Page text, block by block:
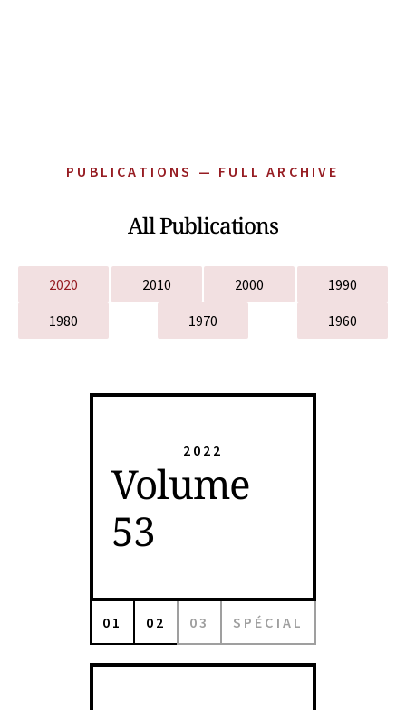
PUBLICATIONS — FULL ARCHIVE
All Publications
2020 2010 2000
1990
1980
1970 1960
2022
Volume
53
01 02 03 SPÉCIAL